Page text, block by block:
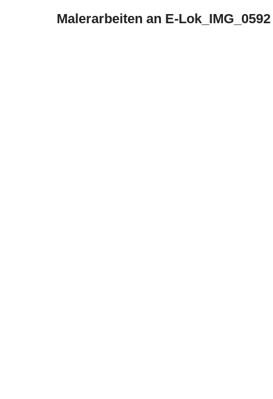
Malerarbeiten an E‑Lok_IMG_0592